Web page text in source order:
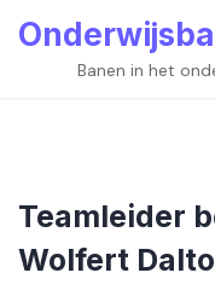
Banen in het
Teamleider
Wolfert